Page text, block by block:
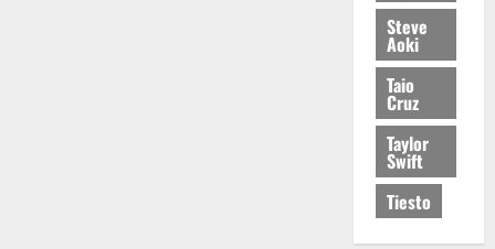
Steve
Aoki
Taio
Cruz
Taylor
Swift
Tiesto